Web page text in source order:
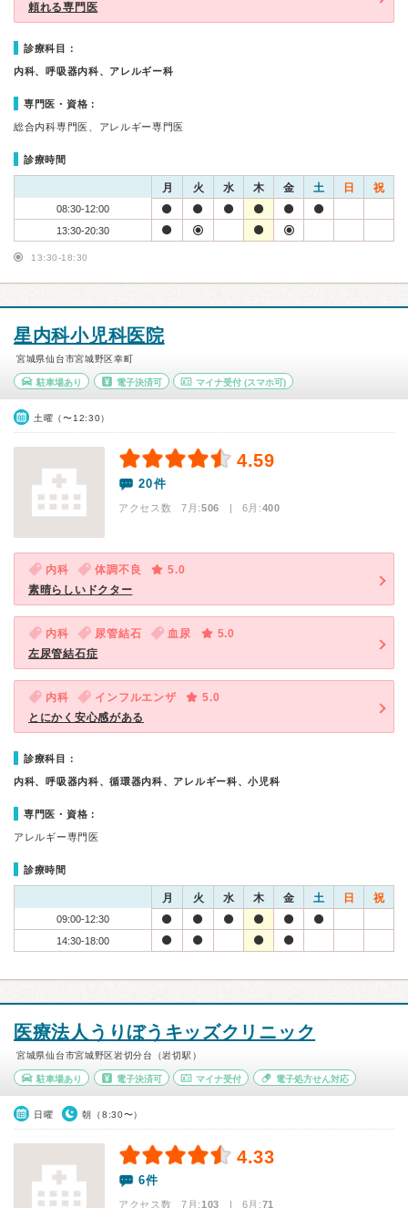
頼れる専門医
診療科目：
内科、呼吸器内科、アレルギー科
専門医・資格：
総合内科専門医、アレルギー専門医
診療時間
月 火 水 木 金 土 日 祝
08:30-12:00
13:30-20:30
13:30-18:30
星内科小児科医院
宮城県仙台市宮城野区幸町
駐車場あり 電子決済可 マイナ受付 (スマホ可)
土曜（〜12:30）
4.59
20件
アクセス数 7月:506 | 6月:400
内科 体調不良
5.0
素晴らしいドクター
内科 尿管結石 血尿
5.0
左尿管結石症
内科 インフルエンザ
5.0
とにかく安心感がある
診療科目：
内科、呼吸器内科、循環器内科、アレルギー科、小児科
専門医・資格：
アレルギー専門医
診療時間
月 火 水 木 金 土 日 祝
09:00-12:30
14:30-18:00
医療法人うりぼうキッズクリニック
宮城県仙台市宮城野区岩切分台（岩切駅）
駐車場あり 電子決済可 マイナ受付 電子処方せん対応
日曜 朝（8:30〜）
4.33
6件
アクセス数 7月:103 | 6月:71